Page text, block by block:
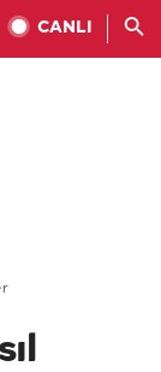
CANLI